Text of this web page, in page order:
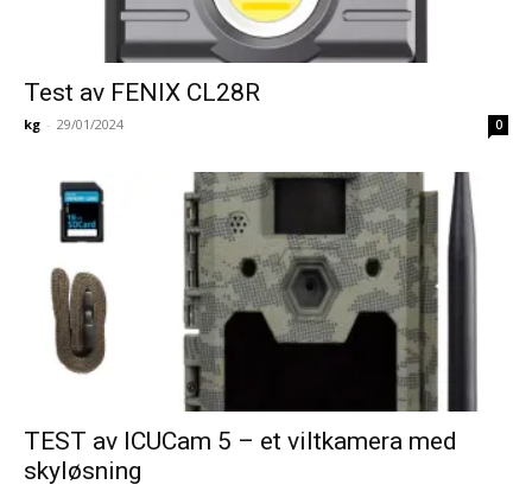
Test av FENIX CL28R
kg - 29/01/2024 0
TEST av ICUCam 5 – et viltkamera med
skyløsning